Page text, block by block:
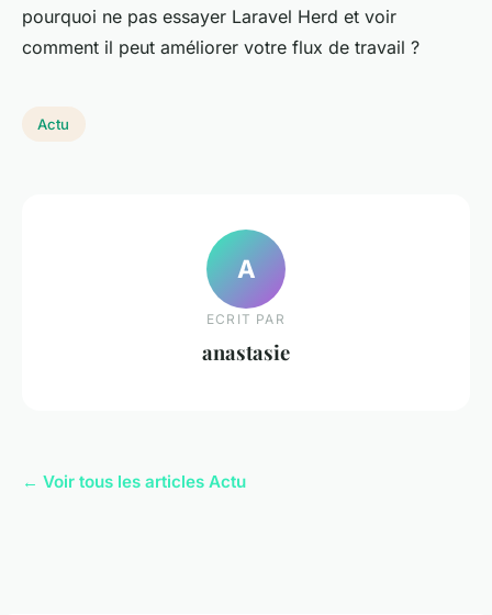
pourquoi ne pas essayer Laravel Herd et voir
comment il peut améliorer votre flux de travail ?
Actu
A
ECRIT PAR
anastasie
← Voir tous les articles Actu